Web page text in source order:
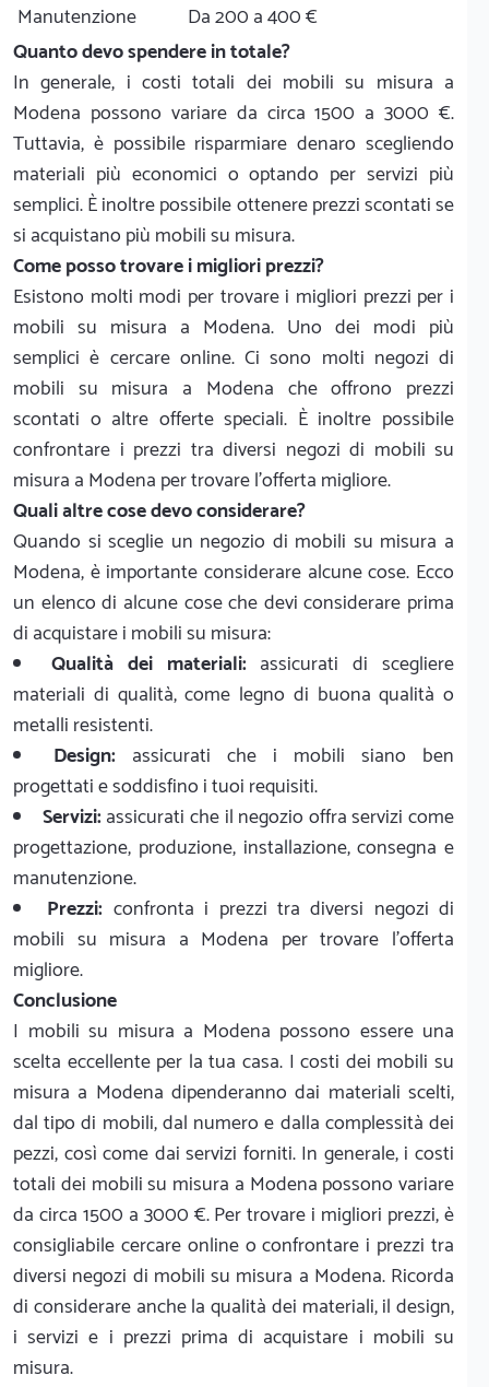
Manutenzione
Da 200 a 400 €
Quanto devo spendere in totale?
In generale, i costi totali dei mobili su misura a
Modena possono variare da circa 1500 a 3000 €.
Tuttavia, è possibile risparmiare denaro scegliendo
materiali più economici o optando per servizi più
semplici. È inoltre possibile ottenere prezzi scontati se
si acquistano più mobili su misura.
Come posso trovare i migliori prezzi?
Esistono molti modi per trovare i migliori prezzi per i
mobili su misura a Modena. Uno dei modi più
semplici è cercare online. Ci sono molti negozi di
mobili su misura a Modena che offrono prezzi
scontati o altre offerte speciali. È inoltre possibile
confrontare i prezzi tra diversi negozi di mobili su
misura a Modena per trovare l'offerta migliore.
Quali altre cose devo considerare?
Quando si sceglie un negozio di mobili su misura a
Modena, è importante considerare alcune cose. Ecco
un elenco di alcune cose che devi considerare prima
di acquistare i mobili su misura:
Qualità dei materiali:assicurati di scegliere
materiali di qualità, come legno di buona qualità o
metalli resistenti.
Design: assicurati che i mobili siano ben
progettati e soddisfino i tuoi requisiti.
Servizi:assicurati che il negozio offra servizi come
progettazione, produzione, installazione, consegna e
manutenzione.
Prezzi: confronta i prezzi tra diversi negozi di
mobili su misura a Modena per trovare l'offerta
migliore.
Conclusione
I mobili su misura a Modena possono essere una
scelta eccellente per la tua casa. I costi dei mobili su
misura a Modena dipenderanno dai materiali scelti,
dal tipo di mobili, dal numero e dalla complessità dei
pezzi, così come dai servizi forniti. In generale, i costi
totali dei mobili su misura a Modena possono variare
da circa 1500 a 3000 €. Per trovare i migliori prezzi, è
consigliabile cercare online o confrontare i prezzi tra
diversi negozi di mobili su misura a Modena. Ricorda
di considerare anche la qualità dei materiali, il design,
i servizi e i prezzi prima di acquistare i mobili su
misura.